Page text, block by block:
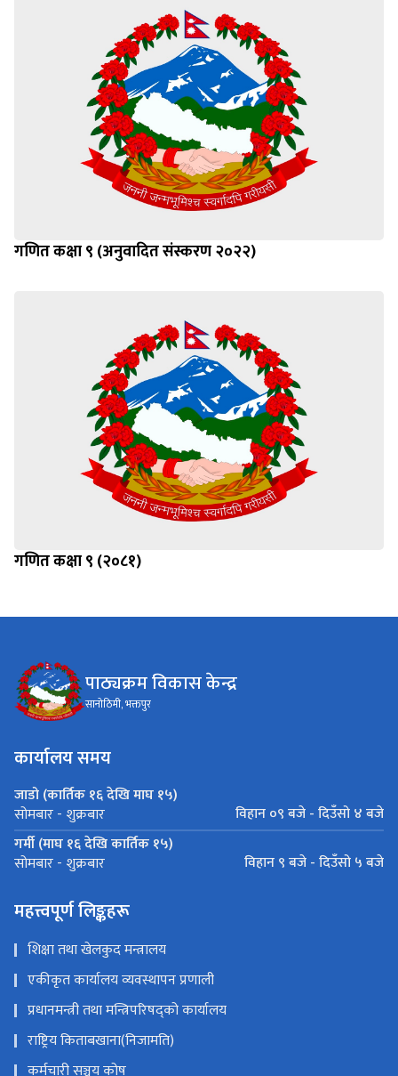
गणित कक्षा ९ (अनुवादित संस्करण २०२२)
गणित कक्षा ९ (२०८१)
पाठ्यक्रम विकास केन्द्र
सानोठिमी, भक्तपुर
कार्यालय समय
जाडो (कार्तिक १६ देखि माघ १५)
सोमबार - शुक्रबार
विहान ०९ बजे - दिउँसो ४ बजे
गर्मी (माघ १६ देखि कार्तिक १५)
सोमबार - शुक्रबार विहान ९ बजे - दिउँसो ५ बजे
महत्त्वपूर्ण लिङ्कहरू
शिक्षा तथा खेलकुद मन्त्रालय
एकीकृत कार्यालय व्यवस्थापन प्रणाली
प्रधानमन्त्री तथा मन्त्रिपरिषद्को कार्यालय
राष्ट्रिय किताबखाना(निजामति)